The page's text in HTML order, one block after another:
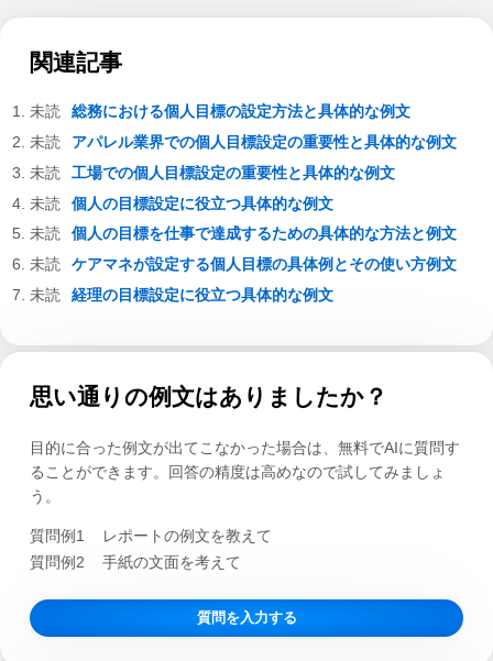
関連記事
総務における個人目標の設定方法と具体的な例文
アパレル業界での個人目標設定の重要性と具体的な例文
工場での個人目標設定の重要性と具体的な例文
個人の目標設定に役立つ具体的な例文
個人の目標を仕事で達成するための具体的な方法と例文
ケアマネが設定する個人目標の具体例とその使い方例文
経理の目標設定に役立つ具体的な例文
思い通りの例文はありましたか？
目的に合った例文が出てこなかった場合は、無料でAIに質問す
ることができます。回答の精度は高めなので試してみましょ
う。
質問例1
レポートの例文を教えて
質問例2
手紙の文面を考えて
質問を入力する